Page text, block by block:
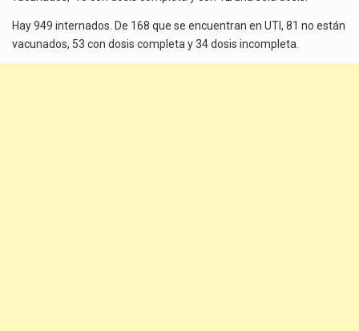
Hay 949 internados. De 168 que se encuentran en UTI, 81 no están
vacunados, 53 con dosis completa y 34 dosis incompleta.